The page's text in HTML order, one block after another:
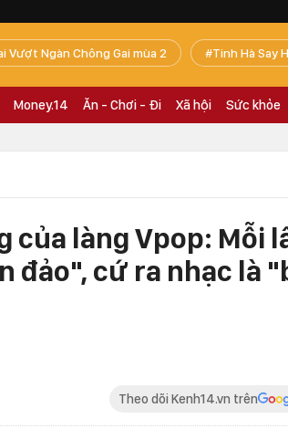
Vượt Ngàn Chông Gai mùa 2 Tinh Hà Say
Money.14 Ăn - Chơi - Đi Xã hội Sức khỏe
của làng Vpop: Mỗi
đảo", cứ ra nhạc là
Theo dõi Kenh14.vn trên